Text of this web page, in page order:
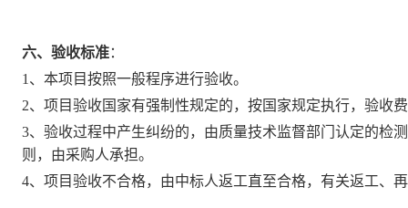
六、验收标准：
1、本项目按照一般程序进行验收。
2、项目验收国家有强制性规定的，按国家规定执行，验收
3、验收过程中产生纠纷的，由质量技术监督部门认定的检
则，由采购人承担。
4、项目验收不合格，由中标人返工直至合格，有关返工、